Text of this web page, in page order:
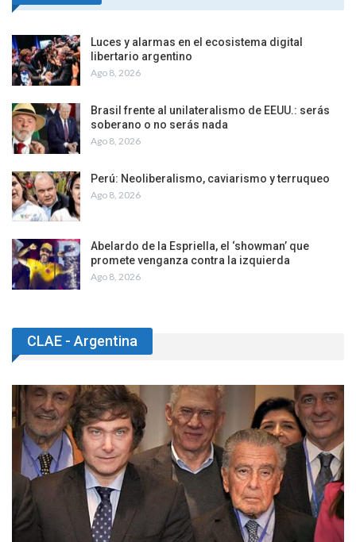
Luces y alarmas en el ecosistema digital
libertario argentino
Ago 8, 2026
Brasil frente al unilateralismo de EEUU.: serás
soberano o no serás nada
Ago 8, 2026
Perú: Neoliberalismo, caviarismo y terruqueo
Ago 8, 2026
Abelardo de la Espriella, el ‘showman’ que
promete venganza contra la izquierda
Ago 8, 2026
CLAE - Argentina